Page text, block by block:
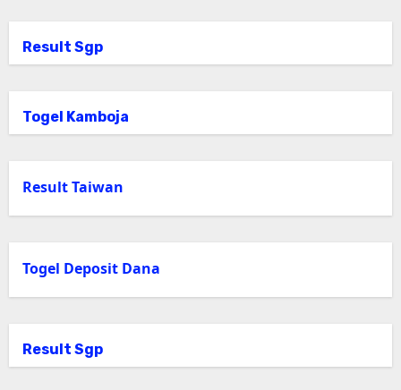
Result Sgp
Togel Kamboja
Result Taiwan
Togel Deposit Dana
Result Sgp